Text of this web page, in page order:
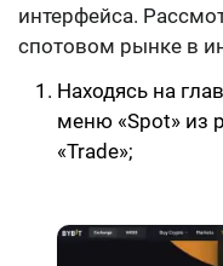
интерфейса.
спотовом рынке в
Находясь на
меню «Spot» из
«Trade»;